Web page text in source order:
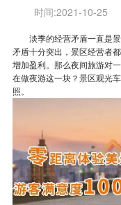
时间:2021-10-25
淡季的经营矛盾一直是
矛盾十分突出，景区经营者
增加盈利。那么夜间旅游对
在做夜游这一块？景区观光
照。